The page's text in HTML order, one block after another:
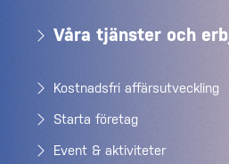
Våra tjänster och
Kostnadsfri affärsutveckling
Starta företag
Event & aktiviteter